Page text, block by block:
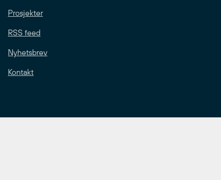
Prosjekter
RSS feed
Nyhetsbrev
Kontakt